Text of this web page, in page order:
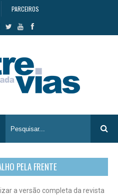
PARCEIROS
PELA FRENTE
a versão completa da revista